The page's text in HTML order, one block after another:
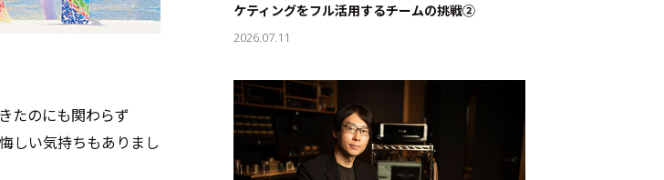
たのにも関わらず
しい気持ちもありまし
ケティングをフル活用するチームの挑戦②
2026.07.11